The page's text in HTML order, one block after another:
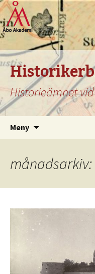
Historieämnet
Meny